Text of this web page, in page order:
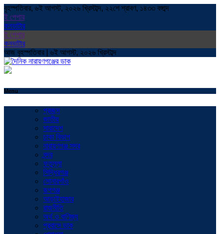
বৃহস্পতিবার, ৬ই আগস্ট, ২০২৬ খ্রিস্টাব্দ, ২২শে শ্রাবণ, ১৪৩৩ বঙ্গাব্দ
ই পেপার
কনভাটার
ই পেপার
কনভাটার
আজ বৃহস্পতিবার | ৬ই আগস্ট, ২০২৬ খ্রিস্টাব্দ
Menu
প্রচ্ছদ
জাতীয়
সারাদেশ
ঢাকা বিভাগ
নারায়ণগঞ্জ সদর
বন্দর
ফতুল্লা
সিদ্ধিরগঞ্জ
সোনারগাঁও
রূপগঞ্জ
আড়াইহাজার
রাজনীতি
অর্থ ও বাণিজ্য
প্রবাসে ডাক